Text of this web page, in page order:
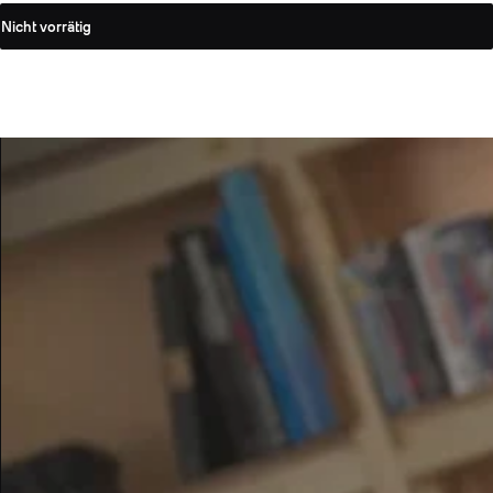
Nicht vorrätig